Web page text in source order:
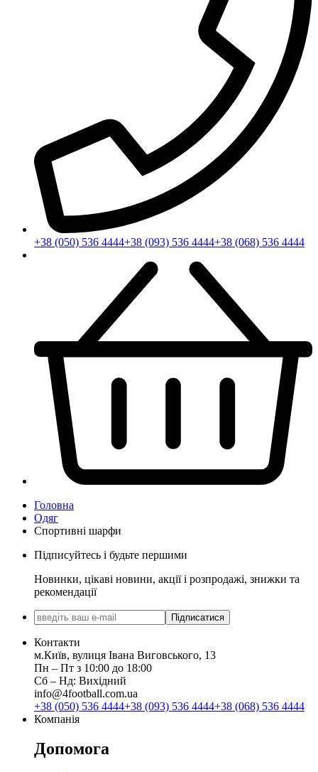
+38 (050) 536 4444+38 (093) 536 4444+38 (068) 536 4444
Головна
Одяг
Спортивні шарфи
Підписуйтесь і будьте першими
Новинки, цікаві новини, акції і розпродажі, знижки та
рекомендації
Підписатися
Контакти
м.Київ, вулиця Івана Виговського, 13
Пн ‒ Пт з 10:00 до 18:00
Сб ‒ Нд: Вихідний
info@4football.com.ua
+38 (050) 536 4444+38 (093) 536 4444+38 (068) 536 4444
Компанія
Допомога